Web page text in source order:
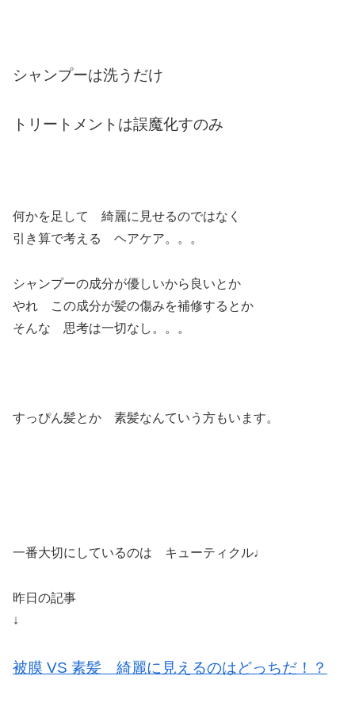
シャンプーは洗うだけ
トリートメントは誤魔化すのみ
何かを足して 綺麗に見せるのではなく
引き算で考える ヘアケア。。。
シャンプーの成分が優しいから良いとか
やれ この成分が髪の傷みを補修するとか
そんな 思考は一切なし。。。
すっぴん髪とか 素髪なんていう方もいます。
一番大切にしているのは キューティクル♩
昨日の記事
↓
被膜 VS 素髪 綺麗に見えるのはどっちだ！？